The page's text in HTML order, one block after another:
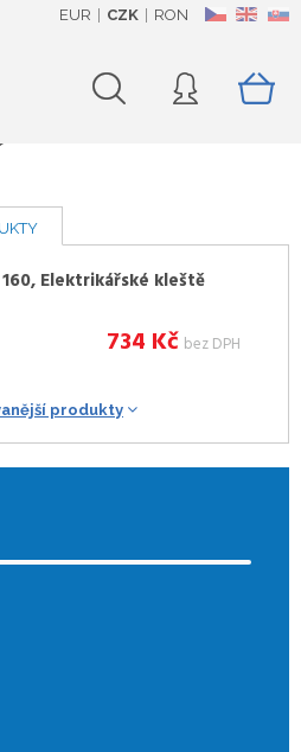
CZ EN SK
EUR CZK RON
160, Elektrikářské kleště
734 Kč bez DPH
produkty